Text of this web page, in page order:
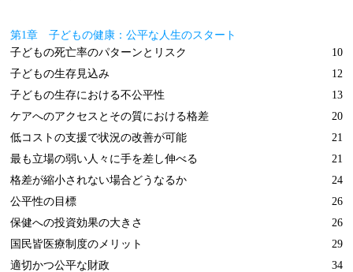
第1章 子どもの健康：公平な人生のスタート
子どもの死亡率のパターンとリスク
10
子どもの生存見込み
12
子どもの生存における不公平性
13
ケアへのアクセスとその質における格差
20
低コストの支援で状況の改善が可能
21
最も立場の弱い人々に手を差し伸べる
21
格差が縮小されない場合どうなるか
24
公平性の目標
26
保健への投資効果の大きさ
26
国民皆医療制度のメリット
29
適切かつ公平な財政
34